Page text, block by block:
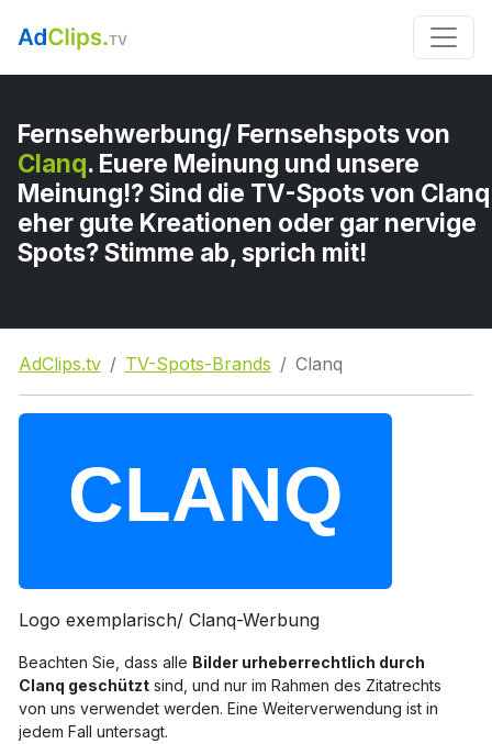
Fernsehwerbung/ Fernsehspots von
Clanq. Euere Meinung und unsere
Meinung!? Sind die TV-Spots von Clanq
eher gute Kreationen oder gar nervige
Spots? Stimme ab, sprich mit!
AdClips.tv TV-Spots-Brands Clanq
Logo exemplarisch/ Clanq-Werbung
Beachten Sie, dass alle Bilder urheberrechtlich durch
Clanq geschütztsind, und nur im Rahmen des Zitatrechts
von uns verwendet werden. Eine Weiterverwendung ist in
jedem Fall untersagt.